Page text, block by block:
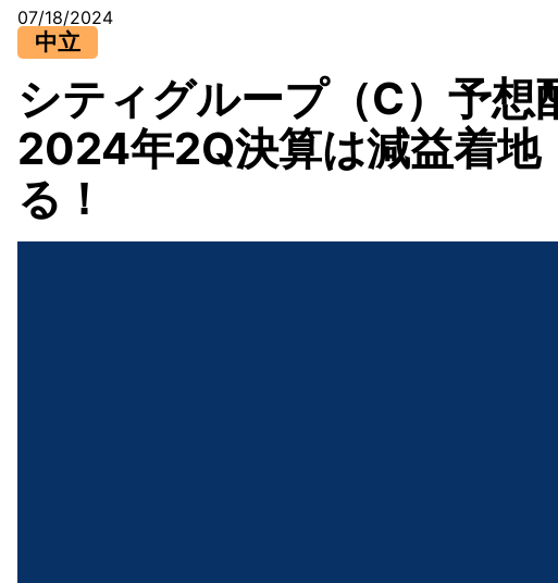
07/18/2024
中立
シティグループ（C）予想
2024年2Q決算は減益着地
る！